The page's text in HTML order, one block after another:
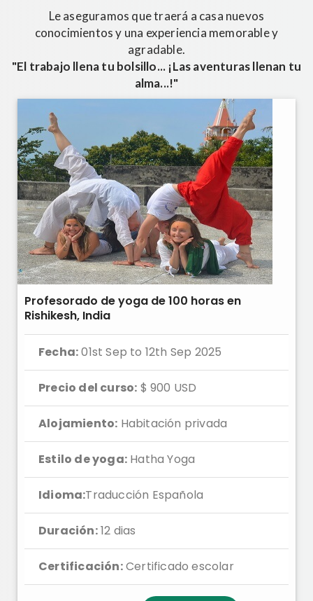
Le aseguramos que traerá a casa nuevos
conocimientos y una experiencia memorable y
agradable.
"El trabajo llena tu bolsillo... ¡Las aventuras llenan tu
alma...!"
Profesorado de yoga de 100 horas en
Rishikesh, India
Fecha:01st Sep to 12th Sep 2025
Precio del curso: $ 900 USD
Alojamiento: Habitación privada
Estilo de yoga: Hatha Yoga
Idioma:Traducción Española
Duración:12 dias
Certificación:Certificado escolar